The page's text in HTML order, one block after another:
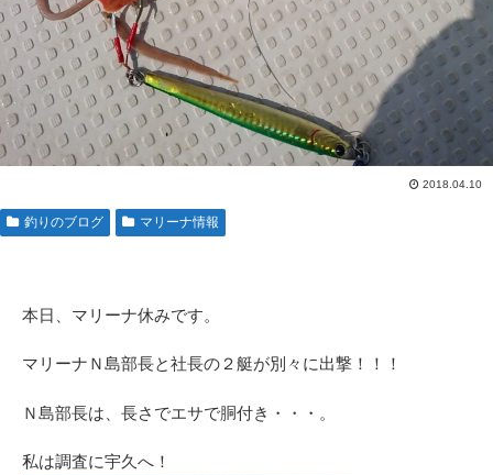
2018.04.10
釣りのブログ マリーナ情報
本日、マリーナ休みです。
マリーナＮ島部長と社長の２艇が別々に出撃！！！
Ｎ島部長は、長さでエサで胴付き・・・。
私は調査に宇久へ！